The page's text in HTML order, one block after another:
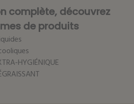
complète, découvrez
de produits
HYGIÉNIQUE